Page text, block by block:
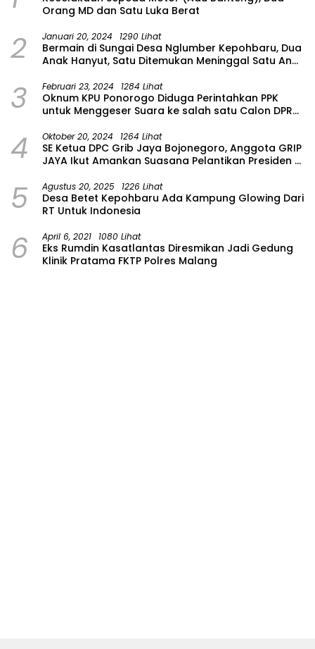
Orang MD dan Satu Luka Berat
2 Januari 20, 2024 1290 Lihat
Bermain di Sungai Desa Nglumber Kepohbaru, Dua
Anak Hanyut, Satu Ditemukan Meninggal Satu Anak
3 Februari 23, 2024 1284 Lihat
Oknum KPU Ponorogo Diduga Perintahkan PPK
untuk Menggeser Suara ke salah satu Calon DPRD
4 Oktober 20, 2024 1264 Lihat
SE Ketua DPC Grib Jaya Bojonegoro, Anggota GRIP
JAYA Ikut Amankan Suasana Pelantikan Presiden di
5 Agustus 20, 2025 1226 Lihat
Desa Betet Kepohbaru Ada Kampung Glowing Dari
RT Untuk Indonesia
6 April 6, 2021 1080 Lihat
Eks Rumdin Kasatlantas Diresmikan Jadi Gedung
Klinik Pratama FKTP Polres Malang